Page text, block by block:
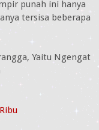
punah ini hanya
tersisa beberapa
Yaitu Ngengat